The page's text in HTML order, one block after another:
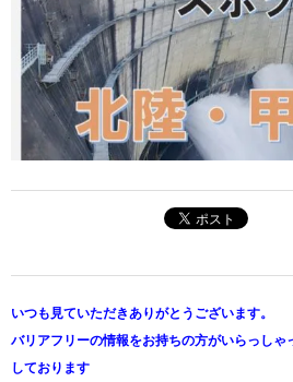
いつも見ていただきありがとうございます。
バリアフリーの情報をお持ちの方がいらっしゃ
しております